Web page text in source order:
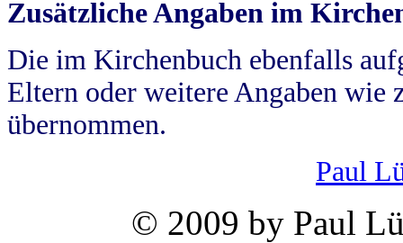
Zusätzliche Angaben im
Die im Kirchenbuch ebenfalls
Eltern oder weitere Angaben wie
übernommen.
Paul
© 2009 by Paul